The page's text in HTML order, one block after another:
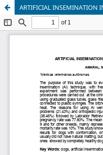
ARTIFICIAL INSEMINATION